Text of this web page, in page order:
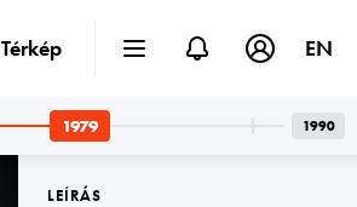
LEÍRÁS
Térkép EN
1990
1979